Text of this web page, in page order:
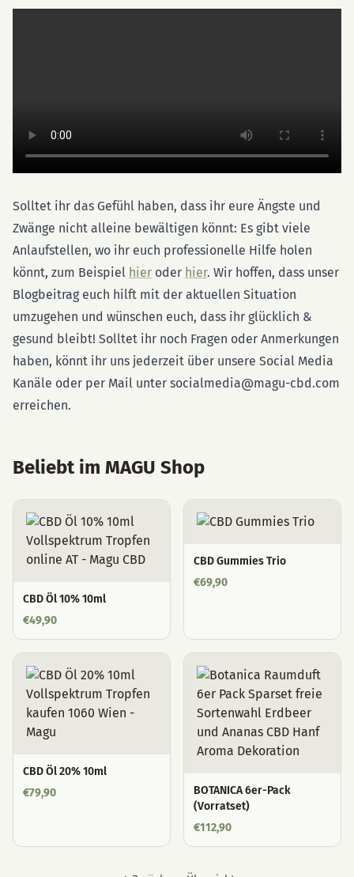
Solltet ihr das Gefühl haben, dass ihr eure Ängste und
Zwänge nicht alleine bewältigen könnt: Es gibt viele
Anlaufstellen, wo ihr euch professionelle Hilfe holen
könnt, zum Beispiel hier oder hier. Wir hoffen, dass unser
Blogbeitrag euch hilft mit der aktuellen Situation
umzugehen und wünschen euch, dass ihr glücklich &
gesund bleibt! Solltet ihr noch Fragen oder Anmerkungen
haben, könnt ihr uns jederzeit über unsere Social Media
Kanäle oder per Mail unter socialmedia@magu-cbd.com
erreichen.
Beliebt im MAGU Shop
CBD Öl 10% 10ml
€49,90
CBD Gummies Trio
€69,90
CBD Öl 20% 10ml
€79,90
BOTANICA 6er-Pack
(Vorratset)
€112,90